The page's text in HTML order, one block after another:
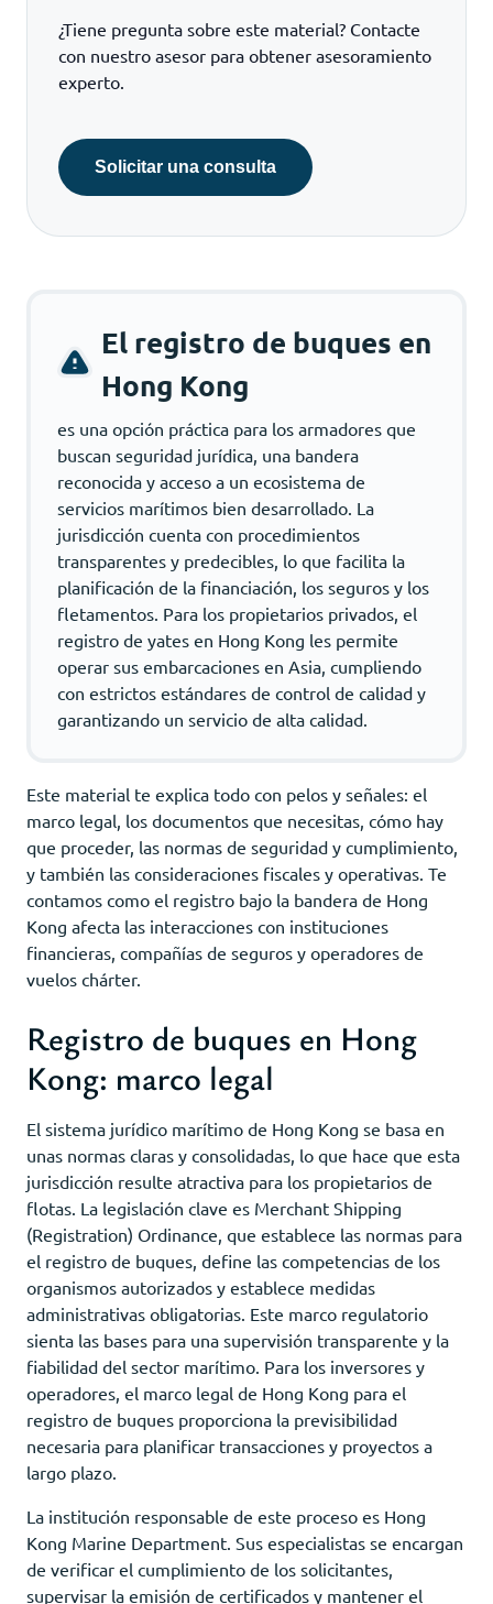
¿Tiene pregunta sobre este material? Contacte
con nuestro asesor para obtener asesoramiento
experto.
Solicitar una consulta
El registro de buques en
Hong Kong
es una opción práctica para los armadores que
buscan seguridad jurídica, una bandera
reconocida y acceso a un ecosistema de
servicios marítimos bien desarrollado. La
jurisdicción cuenta con procedimientos
transparentes y predecibles, lo que facilita la
planificación de la financiación, los seguros y los
fletamentos. Para los propietarios privados, el
registro de yates en Hong Kong les permite
operar sus embarcaciones en Asia, cumpliendo
con estrictos estándares de control de calidad y
garantizando un servicio de alta calidad.
Este material te explica todo con pelos y señales: el
marco legal, los documentos que necesitas, cómo hay
que proceder, las normas de seguridad y cumplimiento,
y también las consideraciones fiscales y operativas. Te
contamos como el registro bajo la bandera de Hong
Kong afecta las interacciones con instituciones
financieras, compañías de seguros y operadores de
vuelos chárter.
Registro de buques en Hong
Kong: marco legal
El sistema jurídico marítimo de Hong Kong se basa en
unas normas claras y consolidadas, lo que hace que esta
jurisdicción resulte atractiva para los propietarios de
flotas. La legislación clave es Merchant Shipping
(Registration) Ordinance, que establece las normas para
el registro de buques, define las competencias de los
organismos autorizados y establece medidas
administrativas obligatorias. Este marco regulatorio
sienta las bases para una supervisión transparente y la
fiabilidad del sector marítimo. Para los inversores y
operadores, el marco legal de Hong Kong para el
registro de buques proporciona la previsibilidad
necesaria para planificar transacciones y proyectos a
largo plazo.
La institución responsable de este proceso es Hong
Kong Marine Department. Sus especialistas se encargan
de verificar el cumplimiento de los solicitantes,
supervisar la emisión de certificados y mantener el